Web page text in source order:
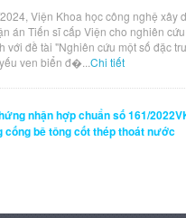
Viện Khoa học công nghệ xây
án Tiến sĩ cấp Viện cho nghiên
với đề tài "Nghiên cứu một số đặc
ven biển đ�... Chi tiết
nhận hợp chuẩn số 161/
cống bê tông cốt thép thoát nước